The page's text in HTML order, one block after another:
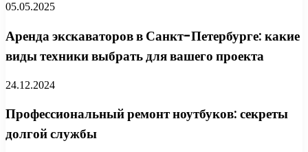
05.05.2025
Аренда экскаваторов в Санкт-Петербурге: какие
виды техники выбрать для вашего проекта
24.12.2024
Профессиональный ремонт ноутбуков: секреты
долгой службы